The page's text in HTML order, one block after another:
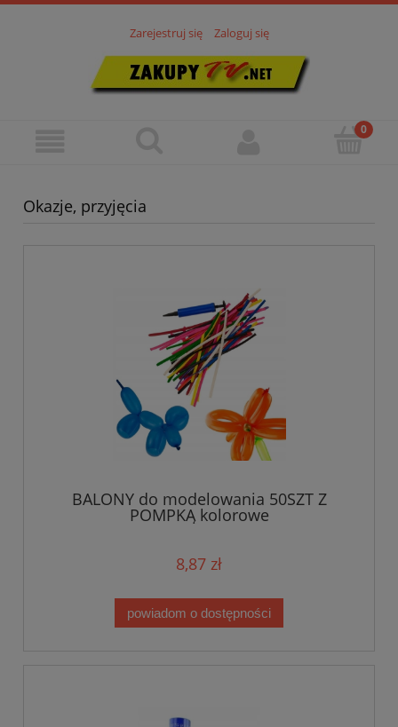
Zarejestruj się Zaloguj się
Okazje, przyjęcia
BALONY do modelowania 50SZT Z
POMPKĄ kolorowe
8,87 zł
powiadom o dostępności